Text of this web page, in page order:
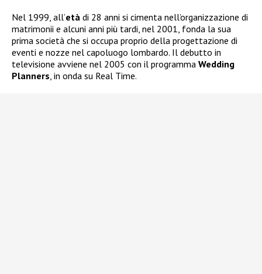
Nel 1999, all’età di 28 anni si cimenta nell’organizzazione di
matrimonii e alcuni anni più tardi, nel 2001, fonda la sua
prima società che si occupa proprio della progettazione di
eventi e nozze nel capoluogo lombardo. Il debutto in
televisione avviene nel 2005 con il programma Wedding
Planners , in onda su Real Time.